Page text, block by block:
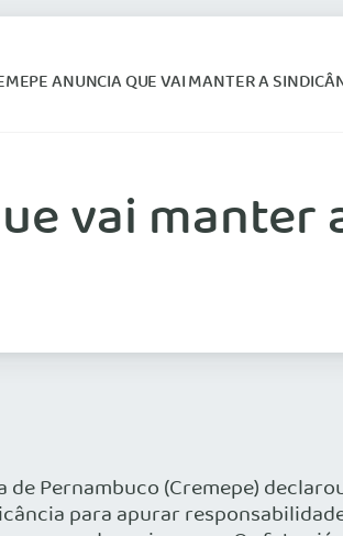
ANUNCIA QUE VAI MANTER A
vai manter
Pernambuco (Cremepe)
para apurar